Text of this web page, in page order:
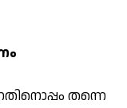
തന്നെ